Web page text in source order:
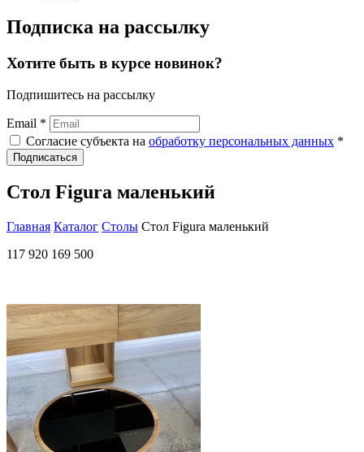
Подписка на рассылку
Хотите быть в курсе новинок?
Подпишитесь на рассылку
Email *
Согласие субъекта на обработку персональных данных *
Подписаться
Стол Figura маленький
Главная Каталог Столы Стол Figura маленький
117 920 169 500